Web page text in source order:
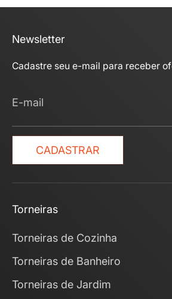
Newsletter
Cadastre seu e-mail para receber
E-mail
CADASTRAR
Torneiras
Torneiras de Cozinha
Torneiras de Banheiro
Torneiras de Jardim